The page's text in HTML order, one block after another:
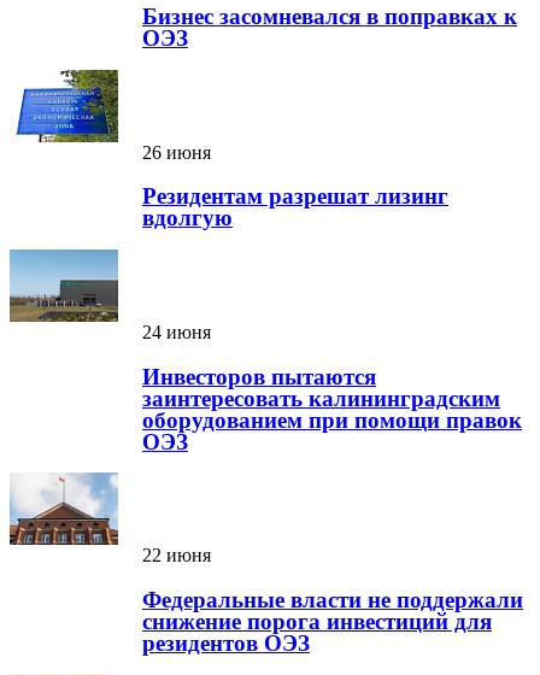
Бизнес засомневался в поправках к
ОЭЗ
26 июня
Резидентам разрешат лизинг
вдолгую
24 июня
Инвесторов пытаются
заинтересовать калининградским
оборудованием при помощи правок
ОЭЗ
22 июня
Федеральные власти не поддержали
снижение порога инвестиций для
резидентов ОЭЗ